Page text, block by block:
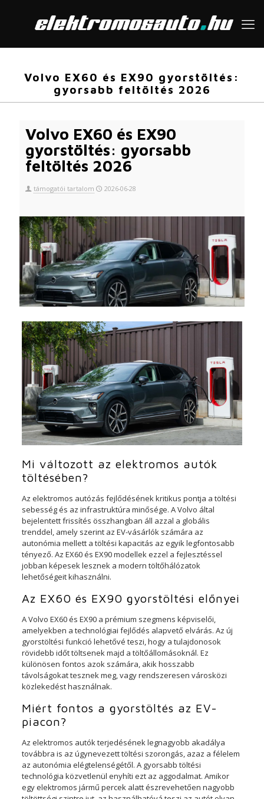
Volvo EX60 és EX90 gyorstöltés:
gyorsabb feltöltés 2026
Volvo EX60 és EX90
gyorstöltés: gyorsabb
feltöltés 2026
támogatói tartalom 2026-06-28
Mi változott az elektromos autók
töltésében?
Az elektromos autózás fejlődésének kritikus pontja a töltési
sebesség és az infrastruktúra minősége. A Volvo által
bejelentett frissítés összhangban áll azzal a globális
trenddel, amely szerint az EV-vásárlók számára az
autonómia mellett a töltési kapacitás az egyik legfontosabb
tényező. Az EX60 és EX90 modellek ezzel a fejlesztéssel
jobban képesek lesznek a modern töltőhálózatok
lehetőségeit kihasználni.
Az EX60 és EX90 gyorstöltési előnyei
A Volvo EX60 és EX90 a prémium szegmens képviselői,
amelyekben a technológiai fejlődés alapvető elvárás. Az új
gyorstöltési funkció lehetővé teszi, hogy a tulajdonosok
rövidebb időt töltsenek majd a töltőállomásoknál. Ez
különösen fontos azok számára, akik hosszabb
távolságokat tesznek meg, vagy rendszeresen városközi
közlekedést használnak.
Miért fontos a gyorstöltés az EV-
piacon?
Az elektromos autók terjedésének legnagyobb akadálya
továbbra is az úgynevezett töltési szorongás, azaz a félelem
az autonómia elégtelenségétől. A gyorsabb töltési
technológia közvetlenül enyhíti ezt az aggodalmat. Amikor
egy elektromos jármű percek alatt észrevehetően nagyobb